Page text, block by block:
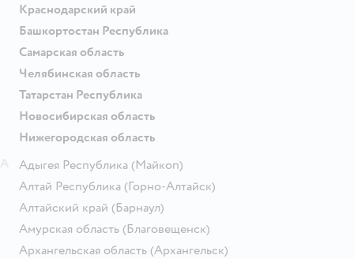
Краснодарский край
Башкортостан Республика
Самарская область
Челябинская область
Татарстан Республика
Новосибирская область
Нижегородская область
Адыгея Республика (Майкоп)
Алтай Республика (Горно-Алтайск)
Алтайский край (Барнаул)
Амурская область (Благовещенск)
Архангельская область (Архангельск)